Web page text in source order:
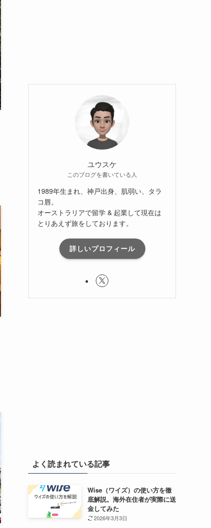
ユウスケ
このブログを書いている人
1989年生まれ、神戸出身、肌弱い、タラ
コ唇。
オーストラリアで留学 & 起業して現在は
とりあえず旅をしております。
詳しいプロフィール
よく読まれている記事
Wise（ワイズ）の使い方を徹
底解説。海外在住者が実際に送
金してみた
2026年3月3日